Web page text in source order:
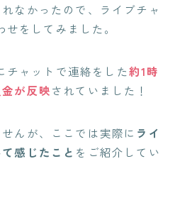
なかったので、ライブチャ
をしてみました。
ャットで連絡をした約1時
が反映されていました！
んが、ここでは実際に ライ
感じたこと をご紹介してい